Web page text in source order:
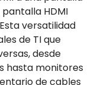
HDMI
versatilidad
de TI que
desde
hasta monitores
de cables